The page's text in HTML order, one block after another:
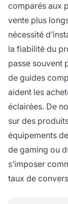
comparés aux
vente plus
nécessité
la fiabilité du
passe souvent
de guides
aident les
éclairées. De
sur des
équipements
de gaming ou
s’imposer
taux de